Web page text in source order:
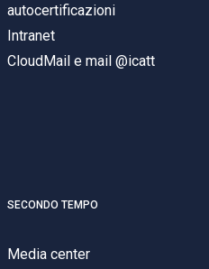
autocertificazioni
Intranet
CloudMail e mail @icatt
SECONDO TEMPO
Media center